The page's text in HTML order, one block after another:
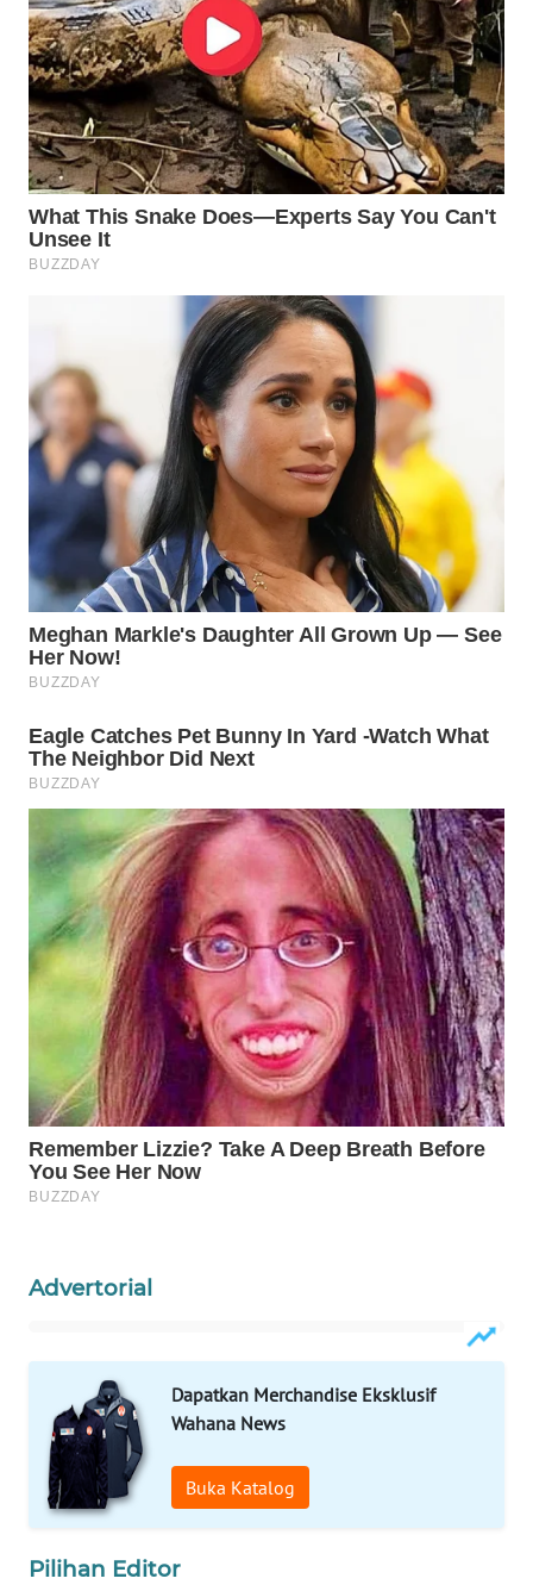
Advertorial
Dapatkan Merchandise Eksklusif
Wahana News
Buka Katalog
Pilihan Editor
WN
NATUNA
WN
BINTAN
WN
MANDALIKA
WN
LABUANBAJO
WN
BORNEO
Wahana
Media
Group
WAHANA
WAHANA
TANI
WAHANA
ADVOKAT
WAHANA
INFRASTRUKTUR
WAHANA
KONSUMEN
WAHANA
LISTRIK
WAHANA
WAHANANEWS
ID
WAHANANEWS
CO ID
WAHANANEWS